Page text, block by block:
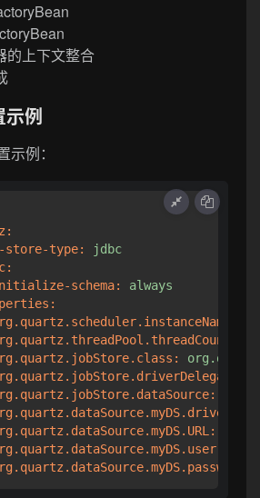
的上下文整合
示例
例：
store-type:
jdbc
schema:
always